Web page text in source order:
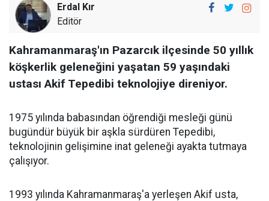
Erdal Kır
Editör
Kahramanmaraş'ın Pazarcık ilçesinde 50 yıllık
köşkerlik geleneğini yaşatan 59 yaşındaki
ustası Akif Tepedibi teknolojiye direniyor.
1975 yılında babasından öğrendiği mesleği günü
bugündür büyük bir aşkla sürdüren Tepedibi,
teknolojinin gelişimine inat geleneği ayakta tutmaya
çalışıyor.
1993 yılında Kahramanmaraş'a yerleşen Akif usta,